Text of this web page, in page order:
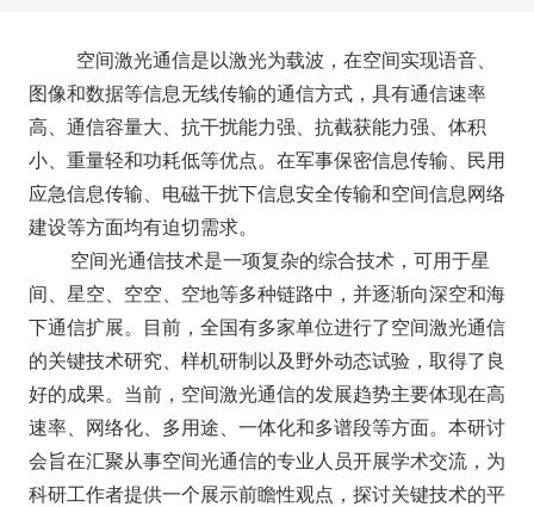
空间激光通信是以激光为载波，在空间实现语音、
图像和数据等信息无线传输的通信方式，具有通信速率
高、通信容量大、抗干扰能力强、抗截获能力强、体积
小、重量轻和功耗低等优点。在军事保密信息传输、民用
应急信息传输、电磁干扰下信息安全传输和空间信息网络
建设等方面均有迫切需求。
空间光通信技术是一项复杂的综合技术，可用于星
间、星空、空空、空地等多种链路中，并逐渐向深空和海
下通信扩展。目前，全国有多家单位进行了空间激光通信
的关键技术研究、样机研制以及野外动态试验，取得了良
好的成果。当前，空间激光通信的发展趋势主要体现在高
速率、网络化、多用途、一体化和多谱段等方面。本研讨
会旨在汇聚从事空间光通信的专业人员开展学术交流，为
科研工作者提供一个展示前瞻性观点，探讨关键技术的平